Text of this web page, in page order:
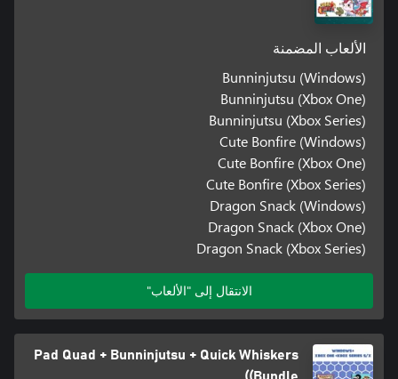
الألعاب المضمنة
Bunninjutsu (Windows)
Bunninjutsu (Xbox One)
Bunninjutsu (Xbox Series)
Cute Bonfire (Windows)
Cute Bonfire (Xbox One)
Cute Bonfire (Xbox Series)
Dragon Snack (Windows)
Dragon Snack (Xbox One)
Dragon Snack (Xbox Series)
الانتقال إلى "الألعاب"
Pad Quad + Bunninjutsu + Quick Whiskers
(Bundle)